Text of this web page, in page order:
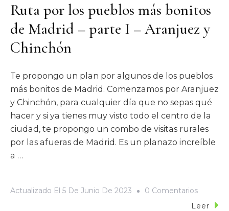
Ruta por los pueblos más bonitos
de Madrid – parte I – Aranjuez y
Chinchón
Te propongo un plan por algunos de los pueblos
más bonitos de Madrid. Comenzamos por Aranjuez
y Chinchón, para cualquier día que no sepas qué
hacer y si ya tienes muy visto todo el centro de la
ciudad, te propongo un combo de visitas rurales
por las afueras de Madrid. Es un planazo increíble
a …
Actualizado El 5 De Junio De 2023
0 Comentarios
Leer